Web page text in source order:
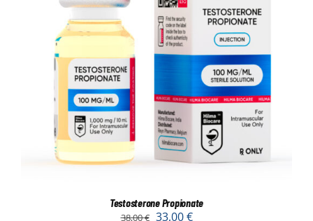
Testosterone Propionate
38,00€ 33,00€